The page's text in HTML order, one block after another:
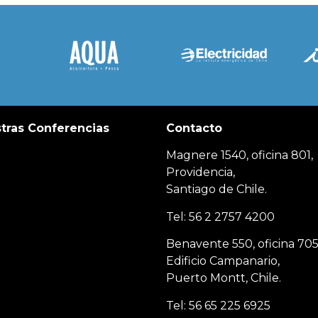
Conferencias Contacto
Magnere 1540, oficina 801,
Providencia,
Santiago de Chile.
Tel: 56 2 2757 4200
Benavente 550, oficina
Edificio Campanario,
Puerto Montt, Chile.
Tel: 56 65 225 6925